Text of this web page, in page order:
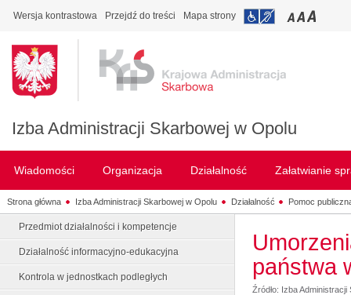
Wersja kontrastowa Przejdź do treści Mapa strony
Izba Administracji Skarbowej w Opolu
Wiadomości Organizacja Działalność Załatwianie
Strona główna Izba Administracji Skarbowej w Opolu Działalność Pomoc
Przedmiot działalności i kompetencje
Działalność informacyjno-edukacyjna
Kontrola w jednostkach podległych
państwa
Źródło: Izba